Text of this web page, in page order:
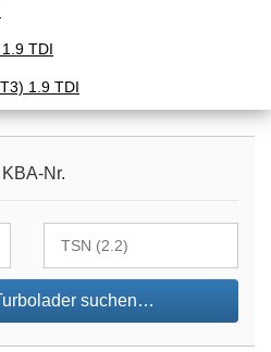
TDI
1.9 TDI
Nr.
suchen…